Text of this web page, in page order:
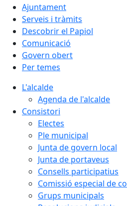
Ajuntament
Serveis i tràmits
Descobrir el Papiol
Comunicació
Govern obert
Per temes
L'alcalde
Agenda de l'alcalde
Consistori
Electes
Ple municipal
Junta de govern local
Junta de portaveus
Consells participatius
Comissió especial de
Grups municipals